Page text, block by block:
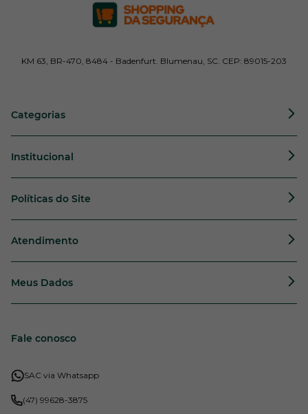
KM 63, BR-470, 8484 - Badenfurt. Blumenau, SC. CEP: 89015-203
Categorias
Institucional
Políticas do Site
Atendimento
Meus Dados
Fale conosco
SAC via Whatsapp
(47) 99628-3875